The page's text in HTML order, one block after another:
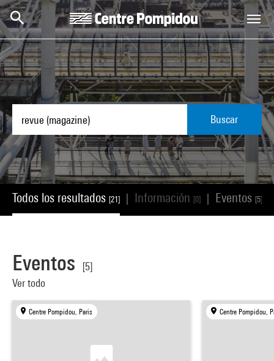
Skip to main content
Centre Pompidou
Buscar
Todos los resultados [21] Información [0] Eventos [5]
Eventos
[5]
Ver todo
Centre Pompidou, Paris Centre Pompidou,